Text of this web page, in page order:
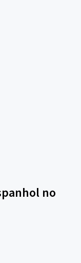
no